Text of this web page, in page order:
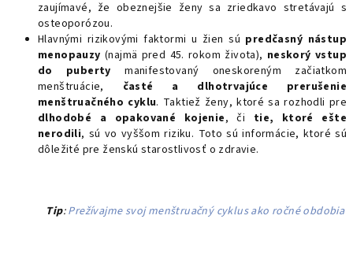
zaujímavé, že obeznejšie ženy sa zriedkavo stretávajú s
osteoporózou.
Hlavnými rizikovými faktormi u žien sú predčasný nástup
menopauzy (najmä pred 45. rokom života), neskorý vstup
do puberty manifestovaný oneskoreným začiatkom
menštruácie, časté a dlhotrvajúce prerušenie
menštruačného cyklu. Taktiež ženy, ktoré sa rozhodli pre
dlhodobé a opakované kojenie, či tie, ktoré ešte
nerodili, sú vo vyššom riziku. Toto sú informácie, ktoré sú
dôležité pre ženskú starostlivosť o zdravie.
Tip:Prežívajme svoj menštruačný cyklus ako ročné obdobia